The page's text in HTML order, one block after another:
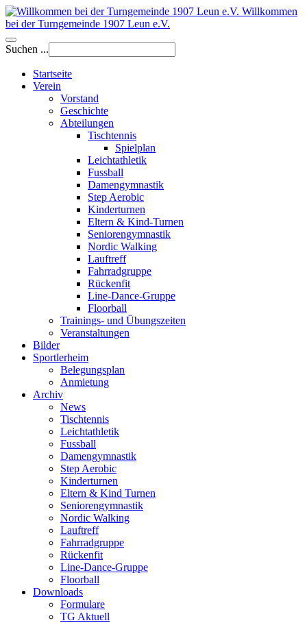
Willkommen
bei der Turngemeinde 1907 Leun e.V.
Suchen ...
Startseite
Verein
Vorstand
Geschichte
Abteilungen
Tischtennis
Spielplan
Leichtathletik
Fussball
Damengymnastik
Step Aerobic
Kinderturnen
Eltern & Kind-Turnen
Seniorengymnastik
Nordic Walking
Lauftreff
Fahrradgruppe
Rückenfit
Line-Dance-Gruppe
Floorball
Trainings- und Übungszeiten
Veranstaltungen
Bilder
Sportlerheim
Belegungsplan
Anmietung
Archiv
News
Tischtennis
Leichtathletik
Fussball
Damengymnastik
Step Aerobic
Kinderturnen
Eltern & Kind Turnen
Seniorengymnastik
Nordic Walking
Lauftreff
Fahrradgruppe
Rückenfit
Line-Dance-Gruppe
Floorball
Downloads
Formulare
TG Aktuell